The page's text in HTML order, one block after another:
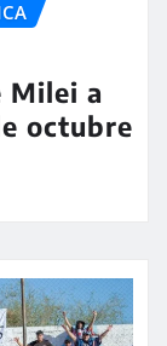
Milei a
octubre